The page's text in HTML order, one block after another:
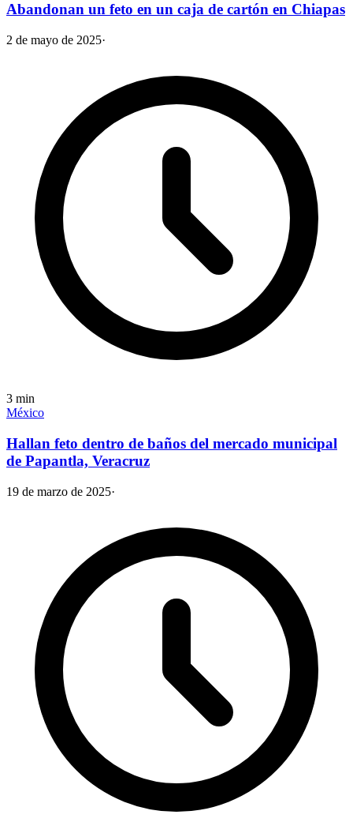
Abandonan un feto en un caja de cartón en Chiapas
2 de mayo de 2025·
3 min
México
Hallan feto dentro de baños del mercado municipal
de Papantla, Veracruz
19 de marzo de 2025·